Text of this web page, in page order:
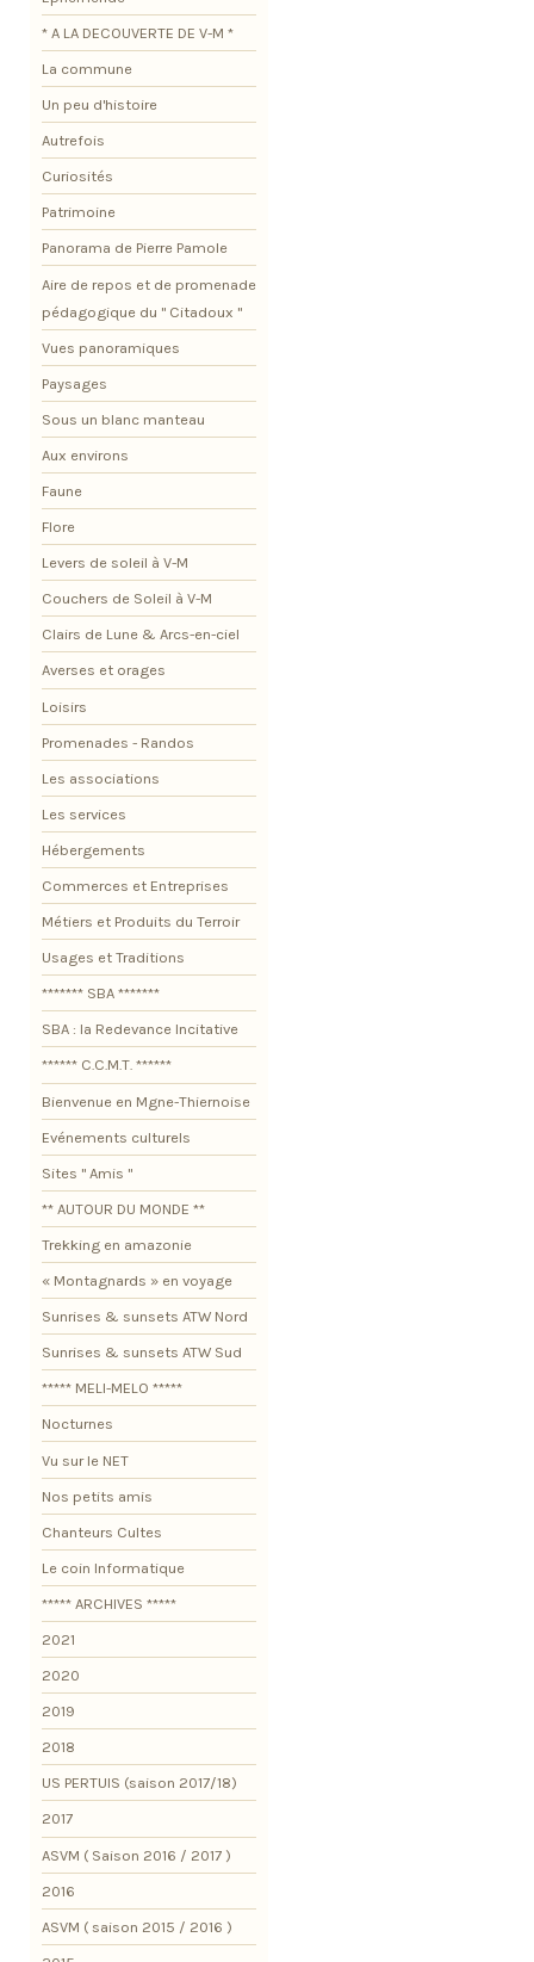
* A LA DECOUVERTE DE V-M *
La commune
Un peu d'histoire
Autrefois
Curiosités
Patrimoine
Panorama de Pierre Pamole
Aire de repos et de promenade
pédagogique du " Citadoux "
Vues panoramiques
Paysages
Sous un blanc manteau
Aux environs
Faune
Flore
Levers de soleil à V-M
Couchers de Soleil à V-M
Clairs de Lune & Arcs-en-ciel
Averses et orages
Loisirs
Promenades - Randos
Les associations
Les services
Hébergements
Commerces et Entreprises
Métiers et Produits du Terroir
Usages et Traditions
******* SBA *******
SBA : la Redevance Incitative
****** C.C.M.T. ******
Bienvenue en Mgne-Thiernoise
Evénements culturels
Sites " Amis "
** AUTOUR DU MONDE **
Trekking en amazonie
« Montagnards » en voyage
Sunrises & sunsets ATW Nord
Sunrises & sunsets ATW Sud
***** MELI-MELO *****
Nocturnes
Vu sur le NET
Nos petits amis
Chanteurs Cultes
Le coin Informatique
***** ARCHIVES *****
2021
2020
2019
2018
US PERTUIS (saison 2017/18)
2017
ASVM ( Saison 2016 / 2017 )
2016
ASVM ( saison 2015 / 2016 )